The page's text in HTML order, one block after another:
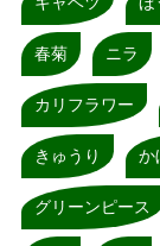
春菊 ニラ
カリフラワー
きゅうり か
グリーンピース